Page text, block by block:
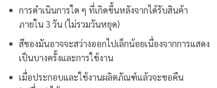
การดำเนินการใด ๆ ที่เกิดขึ้นหลังจากได้รับสินค้า
ภายใน 3 วัน (ไม่รวมวันหยุด)
สีของมันอาจจะสว่างออกไปเล็กน้อยเนื่องจากการแสดง
เป็นบางครั้งและการใช้งาน
เมื่อประกอบและใช้งานผลิตภัณฑ์แล้วจะขอคืน